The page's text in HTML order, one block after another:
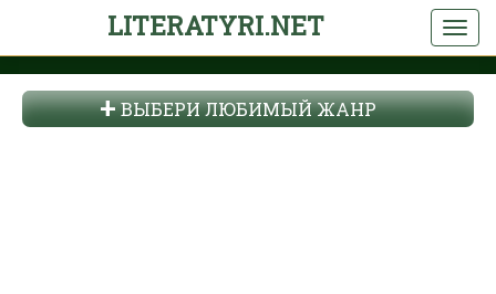
LITERATYRI.NET
ВЫБЕРИ ЛЮБИМЫЙ ЖАНР